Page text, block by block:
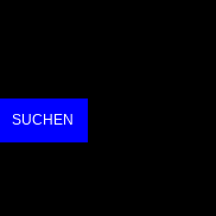
SUCHEN